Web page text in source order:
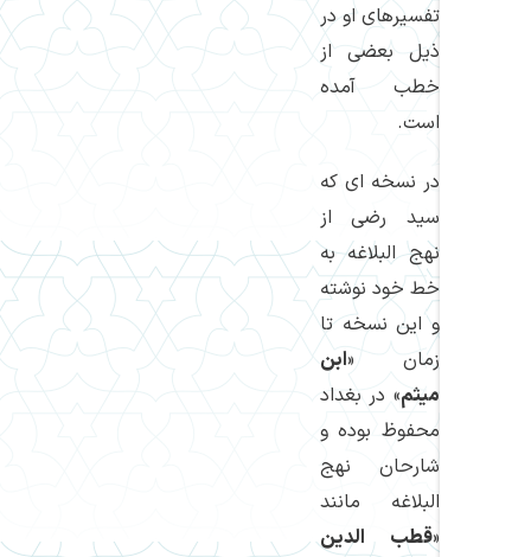
تفسیرهای او در
ذیل بعضی از
خطب آمده
است.
در نسخه ای كه
سید رضی از
نهج البلاغه به
خط خود نوشته
و این نسخه تا
زمان «ابن
میثم» در بغداد
محفوظ بوده و
شارحان نهج
البلاغه مانند
«قطب الدین